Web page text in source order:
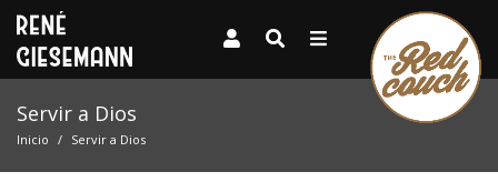
Servir a Dios
Inicio Servir a Dios